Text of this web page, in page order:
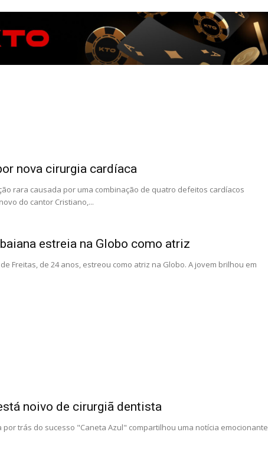
nova cirurgia cardíaca
rara causada por uma combinação de quatro defeitos cardíacos
do cantor Cristiano,...
estreia na Globo como atriz
Freitas, de 24 anos, estreou como atriz na Globo. A jovem brilhou em
noivo de cirurgiã dentista
trás do sucesso "Caneta Azul" compartilhou uma notícia emocionante